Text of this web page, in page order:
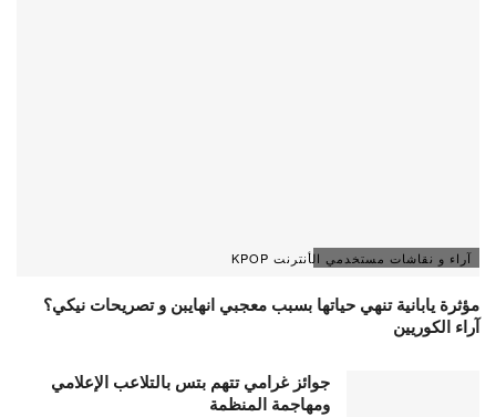
آراء و نقاشات مستخدمي الأنترنت KPOP
مؤثرة يابانية تنهي حياتها بسبب معجبي انهايبن و تصريحات نيكي؟
آراء الكوريين
جوائز غرامي تتهم بتس بالتلاعب الإعلامي
ومهاجمة المنظمة